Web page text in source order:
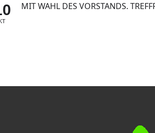
MIT WAHL DES VORSTANDS.